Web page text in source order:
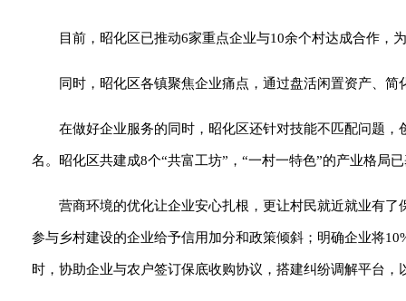
目前，昭化区已推动6家重点企业与10余个村达成合作，
同时，昭化区各镇聚焦企业痛点，通过盘活闲置资产、
在做好企业服务的同时，昭化区还针对技能不匹配问题
名。昭化区共建成8个“共富工坊”，“一村一特色”的产业格局
营商环境的优化让企业安心扎根，更让村民就近就业有
参与乡村建设的企业给予信用加分和政策倾斜；明确企业将
时，协助企业与农户签订保底收购协议，搭建纠纷调解平台